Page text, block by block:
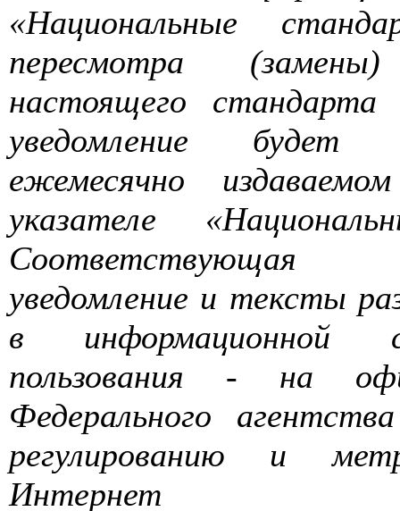
«Национальные
пересмотра (замены
настоящего
стандарта
уведомление
будет
ежемесячно
издаваемом
указателе
Соответствующая
уведомление и тексты
в
информационной
пользования
- на
Федерального
агентства
регулированию
и
Интернет